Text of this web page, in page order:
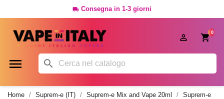
 Consegna in 1-3 giorni
0

 
Home Suprem-e (IT) Suprem-e Mix and Vape 20ml
Suprem-e